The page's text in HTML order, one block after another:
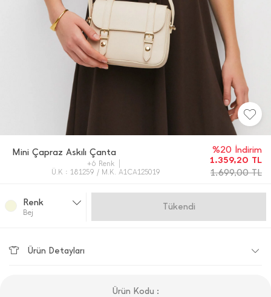
Mini Çapraz Askılı Çanta
+6 Renk
Ü.K : 181259 / M.K. A1CA125019
%20 İndirim
1.359,20 TL
1.699,00TL
Renk
Bej
Gelince Haber Ver
Ürün Detayları
Ürün Kodu :